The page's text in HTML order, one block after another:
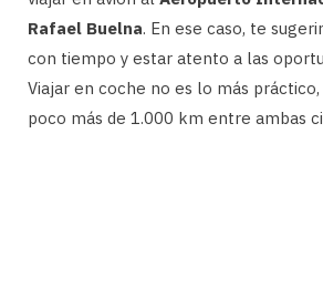
Rafael Buelna. En ese caso, te
con tiempo y estar atento a las
Viajar en coche no es lo más
poco más de 1.000 km entre ambas